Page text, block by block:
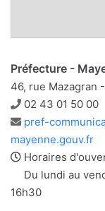
Préfecture -
46, rue Mazagran
Téléphone
02 43 01 50 00
Adresse
e-
mail
pref-
mayenne.gouv.fr
Horaires
Du lundi au
16h30